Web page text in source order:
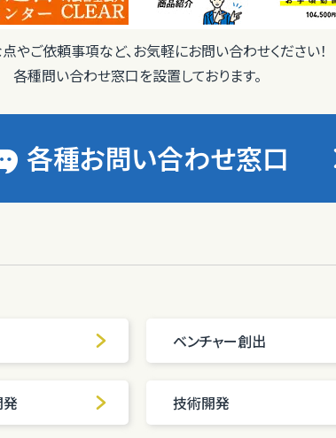
やご依頼事項など、お気軽にお問い合わせください！
各種問い合わせ窓口を設置しております。
各種お問い合わせ窓口
ベンチャー創出
発 技術開発